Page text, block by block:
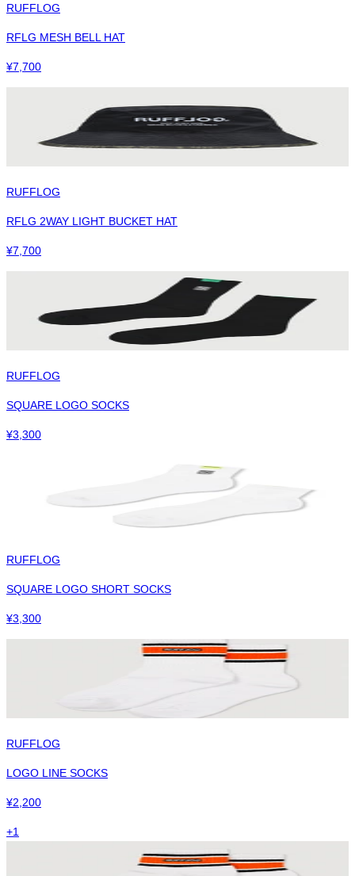
RUFFLOG
RFLG MESH BELL HAT
¥7,700
RUFFLOG
RFLG 2WAY LIGHT BUCKET HAT
¥7,700
RUFFLOG
SQUARE LOGO SOCKS
¥3,300
RUFFLOG
SQUARE LOGO SHORT SOCKS
¥3,300
RUFFLOG
LOGO LINE SOCKS
¥2,200
+1